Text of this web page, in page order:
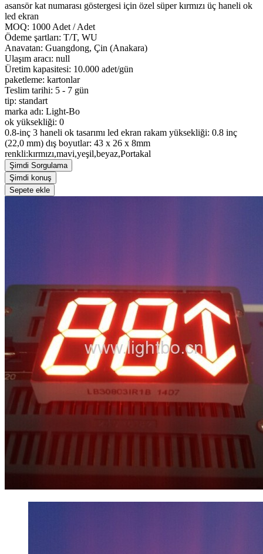
asansör kat numarası göstergesi için özel süper kırmızı üç haneli ok
led ekran
MOQ: 1000 Adet / Adet
Ödeme şartları: T/T, WU
Anavatan: Guangdong, Çin (Anakara)
Ulaşım aracı: null
Üretim kapasitesi: 10.000 adet/gün
paketleme: kartonlar
Teslim tarihi: 5 - 7 gün
tip: standart
marka adı: Light-Bo
ok yüksekliği: 0
0.8-inç 3 haneli ok tasarımı led ekran rakam yüksekliği: 0.8 inç
(22,0 mm) dış boyutlar: 43 x 26 x 8mm
renkli:kırmızı,mavi,yeşil,beyaz,Portakal
Şimdi Sorgulama
Şimdi konuş
Sepete ekle